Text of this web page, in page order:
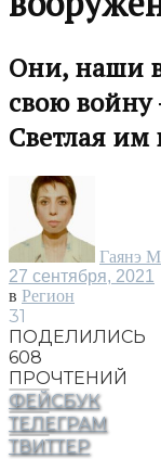
Они, наши
свою
Светлая им
Гаянэ
27 сентября, 2021
в Регион
31
ПОДЕЛИЛИСЬ
608
ПРОЧТЕНИЙ
ФЕЙСБУК
ТЕЛЕГРАМ
ТВИТТЕР